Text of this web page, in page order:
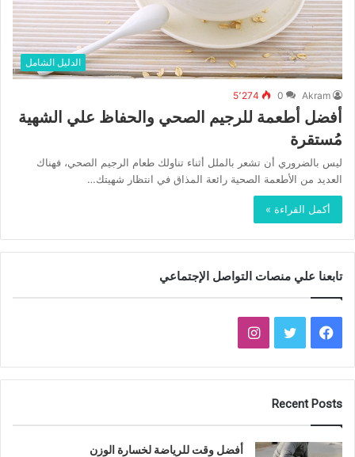
الدليل الشامل
Akram
0 5٬274
أفضل أطعمة للرجيم الصحي والحفاظ علي الشهية
مُستقرة
ليس بالضروري أن تشعر بالملل أثناء تناولك طعام الرجيم الصحي، فهناك
العديد من الأطعمة الصحية رائعة المذاق في انتظار شهيتك…
أكمل القراءة »
تابعنا علي منصات التواصل الإجتماعي
فيسبوك تويتر انستقرام
Recent Posts
أفضل وقت للرياضة لخسارة الوزن